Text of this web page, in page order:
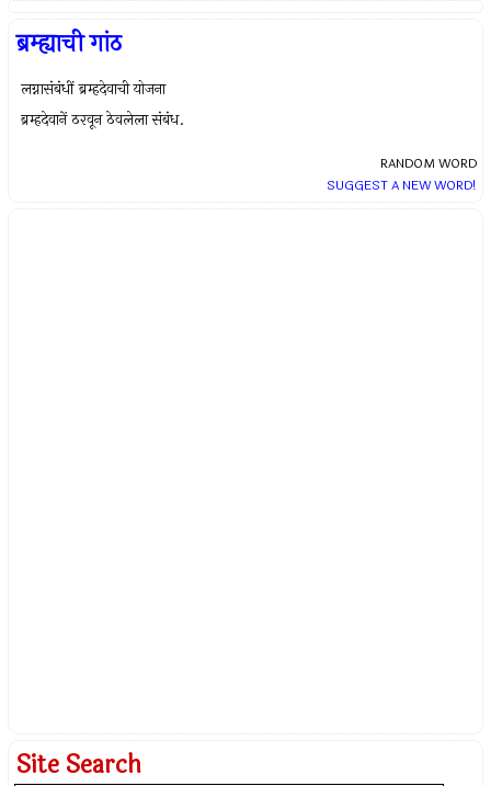
ब्रम्ह्याची गांठ
लग्नासंबंधीं ब्रम्हदेवाची योजना
ब्रम्हदेवानें ठरवून ठेवलेला संबंध.
RANDOM WORD
SUGGEST A NEW WORD!
Site Search